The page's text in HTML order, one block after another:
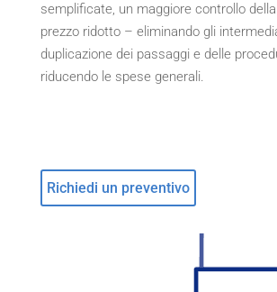
semplificate, un maggiore controllo
prezzo ridotto – eliminando gli
duplicazione dei passaggi e delle
riducendo le spese generali.
Richiedi un preventivo